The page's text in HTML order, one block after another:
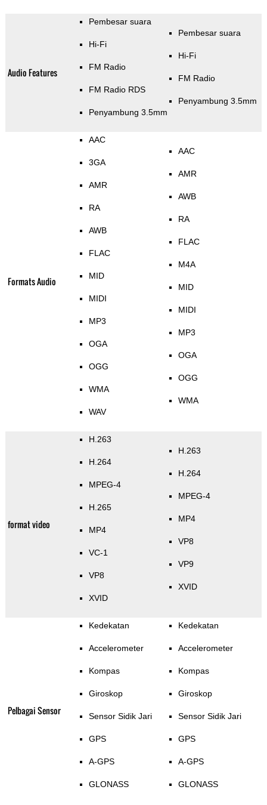
Audio Features
Pembesar suara
Hi-Fi
FM Radio
FM Radio RDS
Penyambung 3.5mm
Pembesar suara
Hi-Fi
FM Radio
Penyambung 3.5mm
Formats Audio
AAC
3GA
AMR
RA
AWB
FLAC
MID
MIDI
MP3
OGA
OGG
WMA
WAV
AAC
AMR
AWB
RA
FLAC
M4A
MID
MIDI
MP3
OGA
OGG
WMA
format video
H.263
H.264
MPEG-4
H.265
MP4
VC-1
VP8
XVID
H.263
H.264
MPEG-4
MP4
VP8
VP9
XVID
Pelbagai Sensor
Kedekatan
Accelerometer
Kompas
Giroskop
Sensor Sidik Jari
GPS
A-GPS
GLONASS
Kedekatan
Accelerometer
Kompas
Giroskop
Sensor Sidik Jari
GPS
A-GPS
GLONASS